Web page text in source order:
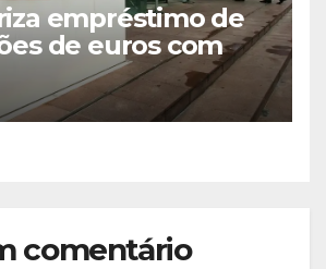
empréstimo de
de euros com
para o PIP
comentário